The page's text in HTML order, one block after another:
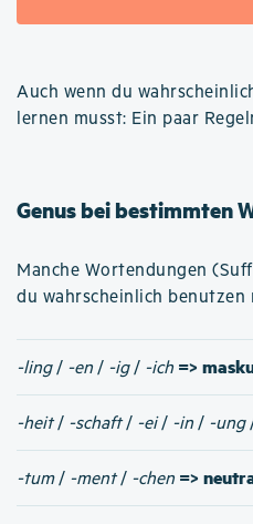
Auch wenn du
lernen musst: Ein paar
Genus bei bestimmten
Manche Wortendungen
du wahrscheinlich benutzen
-ling/ -en / -ig/ -ich =>
-heit/ -schaft/ -ei/ -in / -ung
-tum/ -ment/ -chen =>